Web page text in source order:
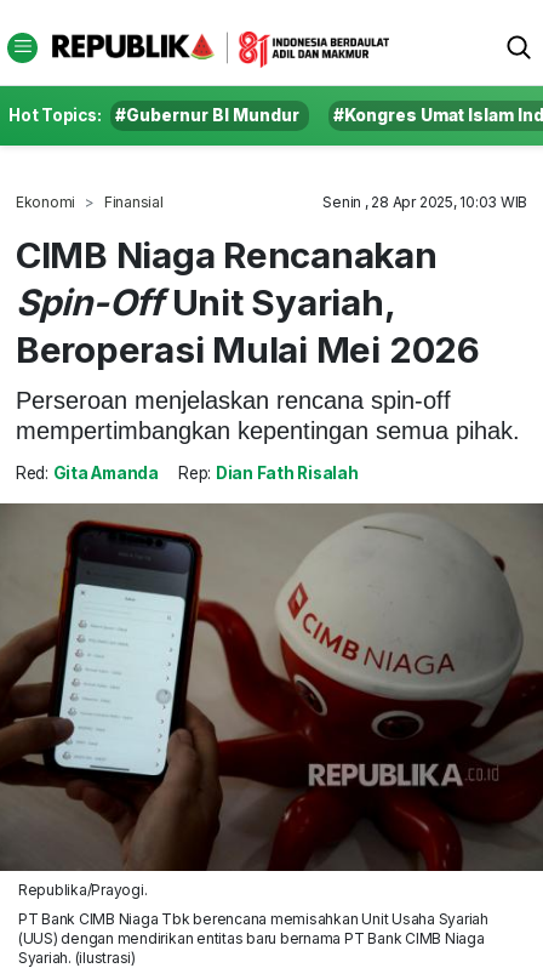
Hot Topics: #Gubernur BI Mundur #Kongres Umat Islam
Ekonomi Finansial Senin , 28 Apr 2025, 10:03 WIB
CIMB Niaga Rencanakan
Spin-OffUnit Syariah,
Beroperasi Mulai Mei 2026
Perseroan menjelaskan rencana spin-off
mempertimbangkan kepentingan semua pihak.
Red: Gita Amanda Rep: Dian Fath Risalah
Republika/Prayogi.
PT Bank CIMB Niaga Tbk berencana memisahkan Unit Usaha Syariah
(UUS) dengan mendirikan entitas baru bernama PT Bank CIMB Niaga
Syariah. (ilustrasi)